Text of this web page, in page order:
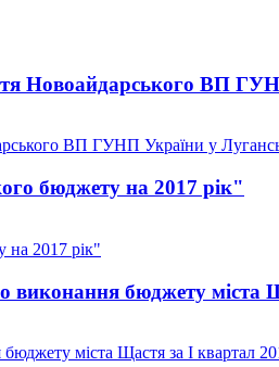
ВП ГУНП
ВП ГУНП України у
бюджету на 2017 рік"
на 2017 рік"
виконання бюджету міста
міста Щастя за I квартал